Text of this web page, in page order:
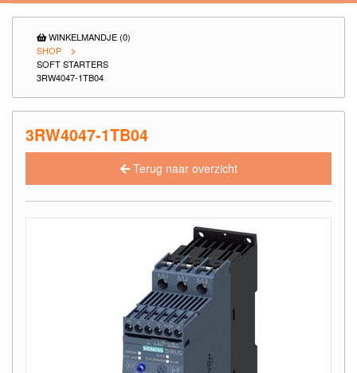
WINKELMANDJE (0)
SHOP
SOFT STARTERS
3RW4047-1TB04
3RW4047-1TB04
Terug naar overzicht